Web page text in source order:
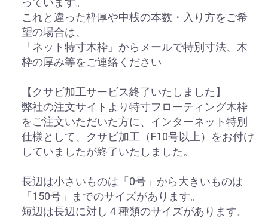
これと違った枠厚や中桟の本数・入り方をご希
望の場合は、
「ネット特寸木枠」からメールで特別寸法、木
枠の厚み等をご連絡ください
【クサビ加工サービス終了いたしました】
弊社の注文サイトより特寸フローティング木枠
をご注文いただいた方に、インターネット特別
仕様として、クサビ加工（F10号以上）をお付け
していましたが終了いたしました。
長辺は小さいものは「0号」から大きいものは
「150号」までのサイズがあります。
短辺は長辺に対し４種類のサイズがあります。